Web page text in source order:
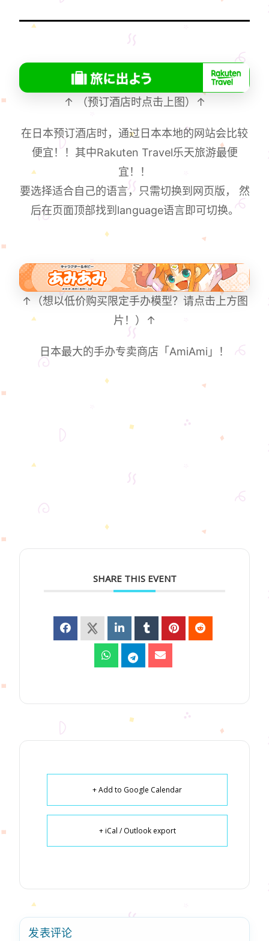
↑ （预订酒店时点击上图）↑
在日本预订酒店时，通过日本本地的网站会比较
便宜！！其中Rakuten Travel乐天旅游最便
宜！！
要选择适合自己的语言，只需切换到网页版， 然
后在页面顶部找到language语言即可切换。
↑（想以低价购买限定手办模型？请点击上方图
片！）↑
日本最大的手办专卖商店「AmiAmi」！
SHARE THIS EVENT
+ Add to Google Calendar
+ iCal / Outlook export
发表评论